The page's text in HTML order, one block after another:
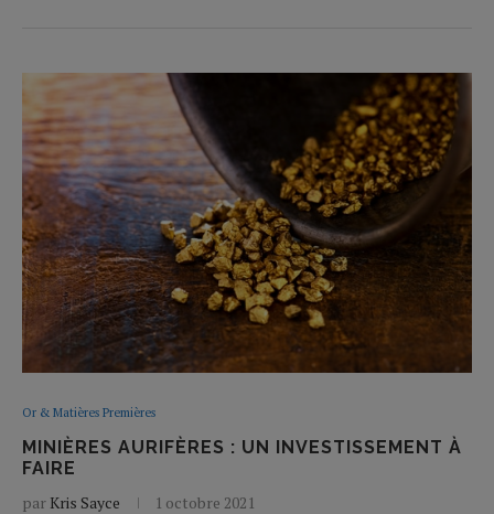
Or & Matières Premières
MINIÈRES AURIFÈRES : UN INVESTISSEMENT À
FAIRE
par Kris Sayce 1 octobre 2021